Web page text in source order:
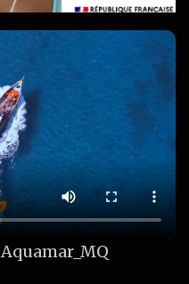
Aquamar_MQ